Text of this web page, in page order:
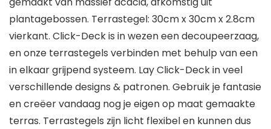
plantagebossen. Terrastegel: 30cm x 30cm x 2.8cm
vierkant. Click-Deck is in wezen een decoupeerzaag,
en onze terrastegels verbinden met behulp van een
in elkaar grijpend systeem. Lay Click-Deck in veel
verschillende designs & patronen. Gebruik je fantasie
en creëer vandaag nog je eigen op maat gemaakte
terras. Terrastegels zijn licht flexibel en kunnen dus